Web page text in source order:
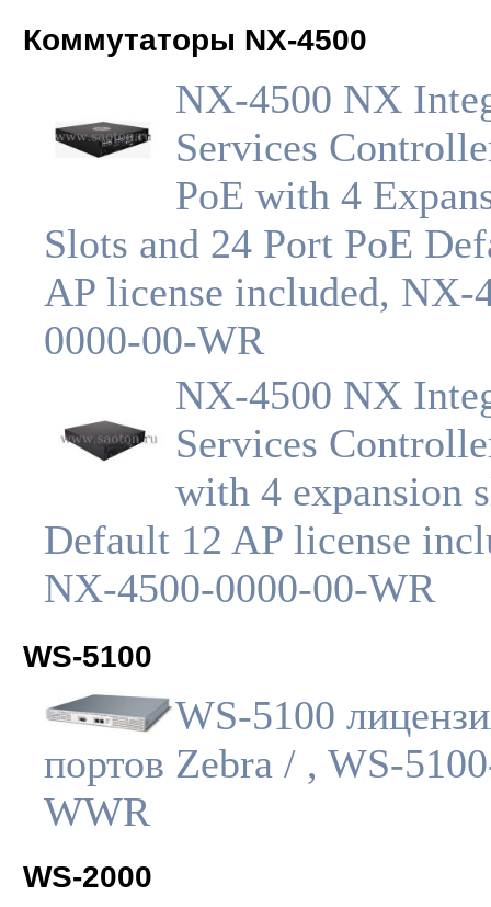
Коммутаторы NX-4500
NX-4500 NX
Services
PoE with 4
Slots and 24 Port PoE
AP license included, NX-
0000-00-WR
NX-4500 NX
Services
with 4 expansion
Default 12 AP license
NX-4500-0000-00-WR
WS-5100
WS-5100
портов Zebra / , WS-
WWR
WS-2000